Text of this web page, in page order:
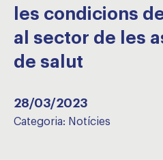
les condicions
al sector de les
de salut
28/03/2023
Categoria: Notícies